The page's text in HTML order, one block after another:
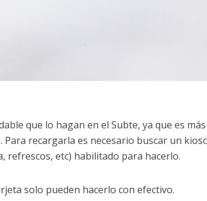
que lo hagan en el Subte, ya que es
recargarla es necesario buscar un
refrescos, etc) habilitado para hacerlo.
solo pueden hacerlo con efectivo.